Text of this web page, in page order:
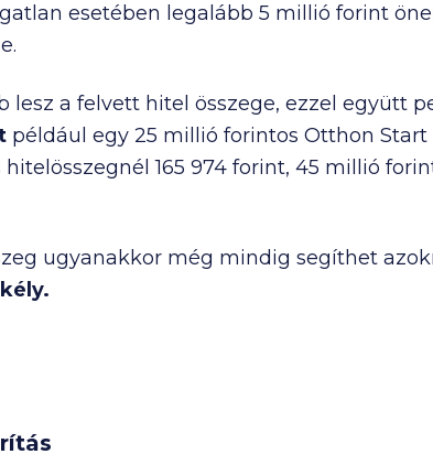
esetében legalább 5 millió forint
lesz a felvett hitel összege, ezzel együtt
például egy 25 millió forintos Otthon
hitelösszegnél165 974 forint, 45 millió
ugyanakkor még mindig segíthet